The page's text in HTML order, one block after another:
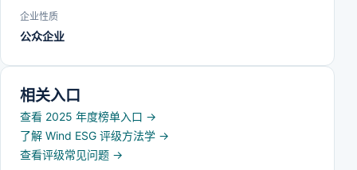
企业性质
公众企业
相关入口
查看 2025 年度榜单入口 →
了解 Wind ESG 评级方法学 →
查看评级常见问题 →